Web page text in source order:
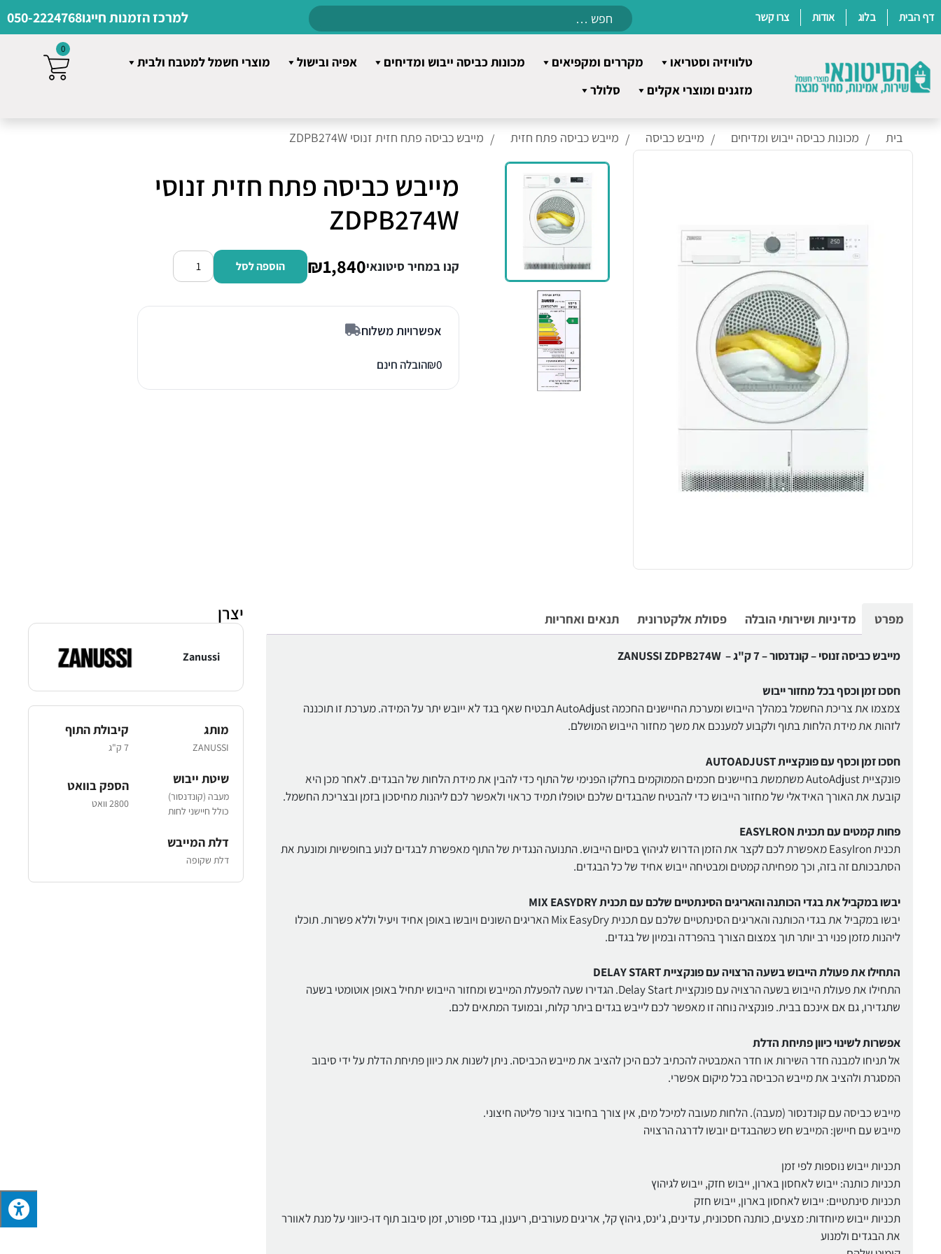
Skip
דף הבית בלוג אודות צרו קשר
Search
למרכז הזמנות חייגו050-2224768
טלוויזיה וסטריאו מקררים ומקפיאים מכונות כביסה ייבוש ומדיחים אפיה ובישול
מוצרי חשמל למטבח ולבית
מזגנים ומוצרי אקלים
סלולר
בית מכונות כביסה ייבוש ומדיחים מייבש כביסה מייבש כביסה פתח חזית מייבש כביסה פתח חזית זנוסי ZDPB274W
מייבש כביסה פתח חזית זנוסי
ZDPB274W
קנו במחיר סיטונאי₪1,840 הוספה לסל
כמות
זנוסי
אפשרויות משלוח
₪0 הובלה חינם
מפרט מדיניות ושירותי הובלה פסולת אלקטרונית תנאים ואחריות
מייבש כביסה זנוסי – קונדנסור – 7 ק"ג – ZANUSSI ZDPB274W
חסכו זמן וכסף בכל מחזור ייבוש
צמצמו את צריכת החשמל במהלך הייבוש ומערכת החיישנים החכמה AutoAdjust תבטיח שאף בגד לא ייובש יתר על המידה. מערכת זו תוכננה
לזהות את מידת הלחות בתוף ולקבוע למענכם את משך מחזור הייבוש המושלם.
חסכו זמן וכסף עם פונקציית AUTOADJUST
פונקציית AutoAdjust משתמשת בחיישנים חכמים הממוקמים בחלקו הפנימי של התוף כדי להבין את מידת הלחות של הבגדים. לאחר מכן היא
קובעת את האורך האידאלי של מחזור הייבוש כדי להבטיח שהבגדים שלכם יטופלו תמיד כראוי ולאפשר לכם ליהנות מחיסכון בזמן ובצריכת החשמל.
פחות קמטים עם תכנית EASYLRON
תכנית EasyIron מאפשרת לכם לקצר את הזמן הדרוש לגיהוץ בסיום הייבוש. התנועה הנגדית של התוף מאפשרת לבגדים לנוע בחופשיות ומונעת את
הסתבכותם זה בזה, וכך מפחיתה קמטים ומבטיחה ייבוש אחיד של כל הבגדים.
יבשו במקביל את בגדי הכותנה והאריגים הסינתטיים שלכם עם תכנית MIX EASYDRY
יבשו במקביל את בגדי הכותנה והאריגים הסינתטיים שלכם עם תכנית Mix EasyDry האריגים השונים ויובשו באופן אחיד ויעיל וללא פשרות. תוכלו
ליהנות מזמן פנוי רב יותר תוך צמצום הצורך בהפרדה ובמיון של בגדים.
התחילו את פעולת הייבוש בשעה הרצויה עם פונקציית DELAY START
התחילו את פעולת הייבוש בשעה הרצויה עם פונקציית Delay Start. הגדירו שעה להפעלת המייבש ומחזור הייבוש יתחיל באופן אוטומטי בשעה
שתגדירו, גם אם אינכם בבית. פונקציה נוחה זו מאפשר לכם לייבש בגדים ביתר קלות, ובמועד המתאים לכם.
אפשרות לשינוי כיוון פתיחת הדלת
אל תניחו למבנה חדר השירות או חדר האמבטיה להכתיב לכם היכן להציב את מייבש הכביסה. ניתן לשנות את כיוון פתיחת הדלת על ידי סיבוב
המסגרת ולהציב את מייבש הכביסה בכל מיקום אפשרי.
מייבש כביסה עם קונדנסור (מעבה). הלחות מעובה למיכל מים, אין צורך בחיבור צינור פליטה חיצוני.
מייבש עם חיישן: המייבש חש כשהבגדים יובשו לדרגה הרצויה
תכניות ייבוש נוספות לפי זמן
תכניות כותנה: ייבוש לאחסון בארון, ייבוש חזק, ייבוש לגיהוץ
תכניות סינתטיים: ייבוש לאחסון בארון, ייבוש חזק
תכניות ייבוש מיוחדות: מצעים, כותנה חסכונית, עדינים, ג'ינס, גיהוץ קל, אריגים מעורבים, ריענון, בגדי ספורט, זמן סיבוב תוף דו-כיווני על מנת לאוורר
את הבגדים ולמנוע
יצרן
Zanussi
מותג
ZANUSSI
קיבולת התוף
7 ק"ג
שיטת ייבוש
מעבה (קונדנסור)
כולל חיישני לחות
הספק בוואט
2800 וואט
דלת המייבש
דלת שקופה
0